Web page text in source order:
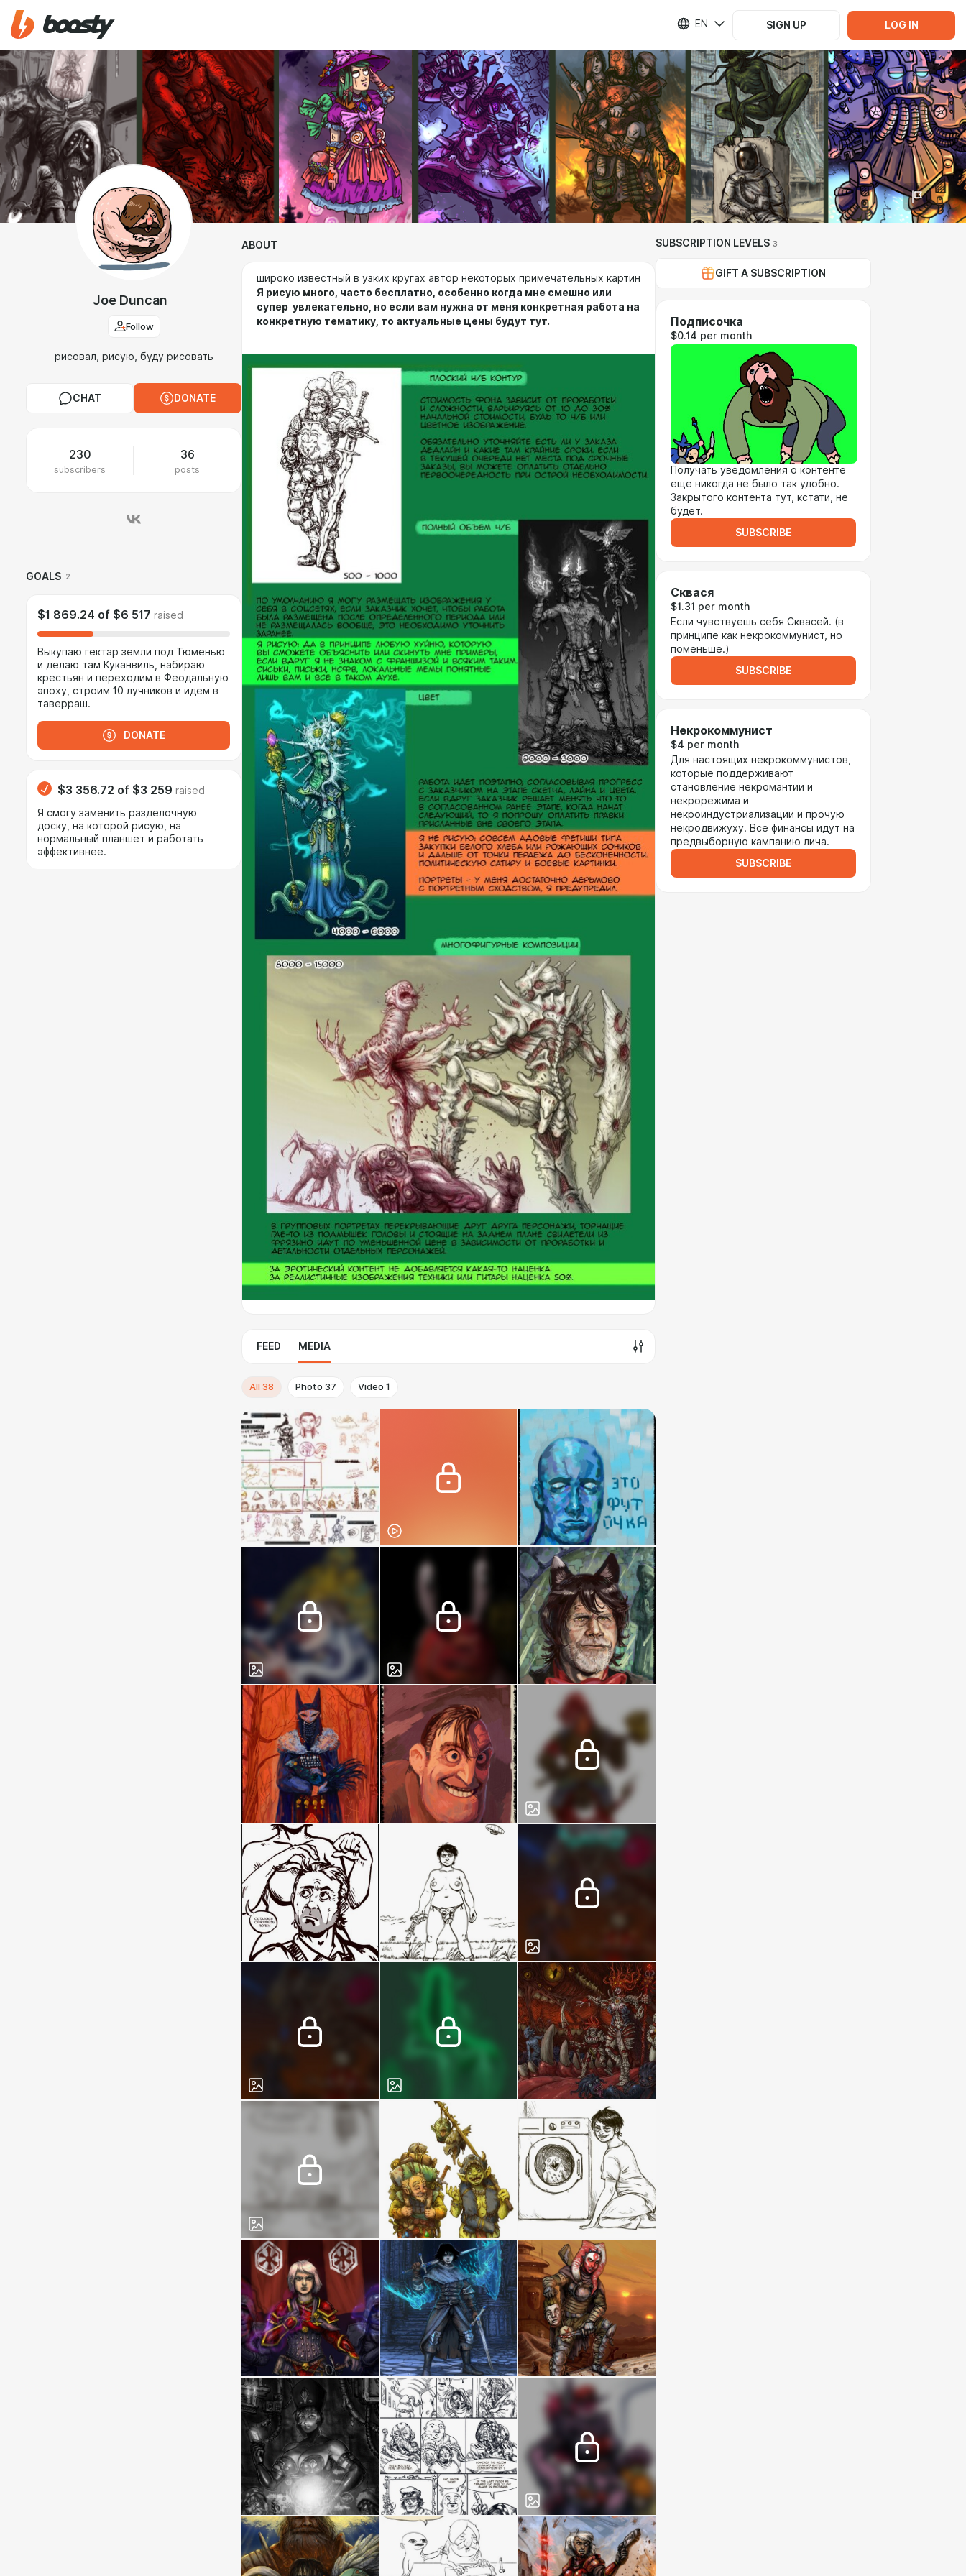
EN SIGN UP LOG IN
Joe Duncan
Follow
рисовал, рисую, буду рисовать
CHAT DONATE
230
subscribers
36
posts
GOALS 2
$1 869.24 of $6 517 raised
Выкупаю гектар земли под Тюменью
и делаю там Куканвиль, набираю
крестьян и переходим в Феодальную
эпоху, строим 10 лучников и идем в
таверраш.
DONATE
$3 356.72 of $3 259 raised
Я смогу заменить разделочную
доску, на которой рисую, на
нормальный планшет и работать
эффективнее.
ABOUT
широко известный в узких кругах автор некоторых примечательных картин
Я рисую много, часто бесплатно, особенно когда мне смешно или
супер увлекательно, но если вам нужна от меня конкретная работа на
конкретную тематику, то актуальные цены будут тут.
FEED MEDIA
All 38 Photo 37 Video 1
SUBSCRIPTION LEVELS 3
GIFT A SUBSCRIPTION
Подписочка
$0.14 per month
Получать уведомления о контенте
еще никогда не было так удобно.
Закрытого контента тут, кстати, не
будет.
SUBSCRIBE
Сквася
$1.31 per month
Если чувствуешь себя Сквасей. (в
принципе как некрокоммунист, но
поменьше.)
SUBSCRIBE
Некрокоммунист
$4 per month
Для настоящих некрокоммунистов,
которые поддерживают
становление некромантии и
некрорежима и
некроиндустриализации и прочую
некродвижуху. Все финансы идут на
предвыборную кампанию лича.
SUBSCRIBE